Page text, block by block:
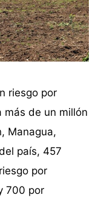
riesgo por
más de un millón
Managua,
país, 457
por
700 por